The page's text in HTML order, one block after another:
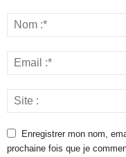
Enregistrer mon nom,
prochaine fois que je